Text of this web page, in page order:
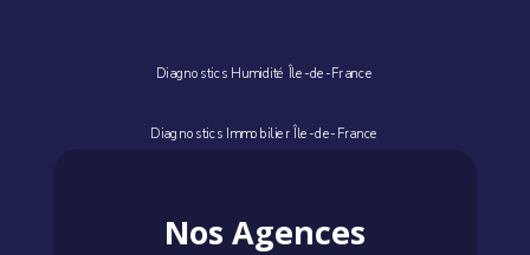
Diagnostics Humidité Île-de-France
Diagnostics Immobilier Île-de-France
Nos Agences